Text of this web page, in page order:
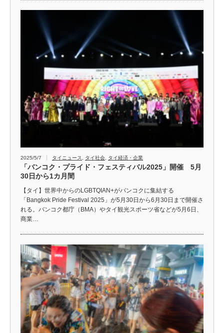
2025/5/7 タイニュース タイ社会 タイ経済・企業
「バンコク・プライド・フェスティバル2025」開催 5月
30日から1カ月間
【タイ】世界中からのLGBTQIAN+がバンコクに集結する
「Bangkok Pride Festival 2025」が5月30日から6月30日まで開催さ
れる。バンコク都庁（BMA）やタイ観光スポーツ省などが5月6日、
商業…